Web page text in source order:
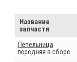
Название
запчасти
Пепельница
передняя в сборе